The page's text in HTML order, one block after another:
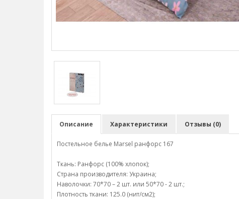
Описание Характеристики Отзывы (0)
Постельное белье Marsel ранфорс 167
Ткань: Ранфорс (100% хлопок);
Страна производителя: Украина;
Наволочки: 70*70 – 2 шт. или 50*70 - 2 шт.;
Плотность ткани: 125.0 (нит/см2);